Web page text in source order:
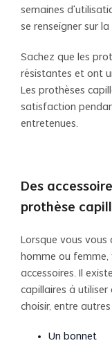
semaines
se renseigner sur
Sachez que les
résistantes et ont
Les prothèses
satisfaction
entretenues.
Des
prothèse
Lorsque vous
homme ou femme,
accessoires. Il
capillaires à utiliser
choisir, entre
Un bonnet